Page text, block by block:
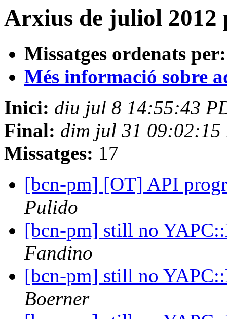
Arxius de juliol 2012
Missatges ordenats per:
Més informació sobre
Inici: diu jul 8 14:55:43
Final: dim jul 31 09:02:15
Missatges: 17
[bcn-pm] [OT] API
Pulido
[bcn-pm] still no
Fandino
[bcn-pm] still no
Boerner